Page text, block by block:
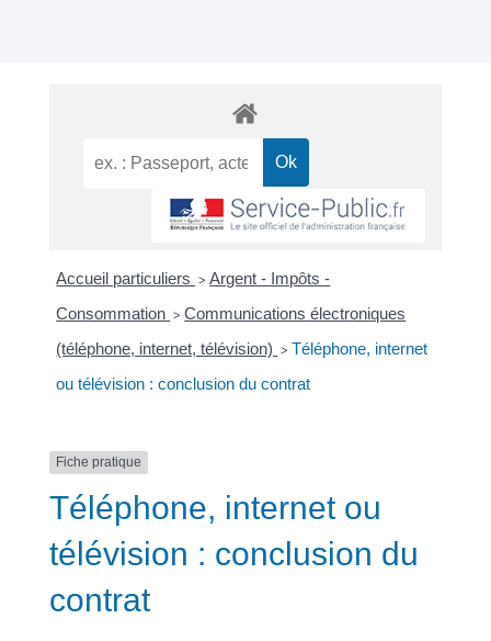
Accueil particuliers > Argent - Impôts -
Consommation > Communications électroniques
(téléphone, internet, télévision) > Téléphone, internet
ou télévision : conclusion du contrat
Fiche pratique
Téléphone, internet ou
télévision : conclusion du
contrat